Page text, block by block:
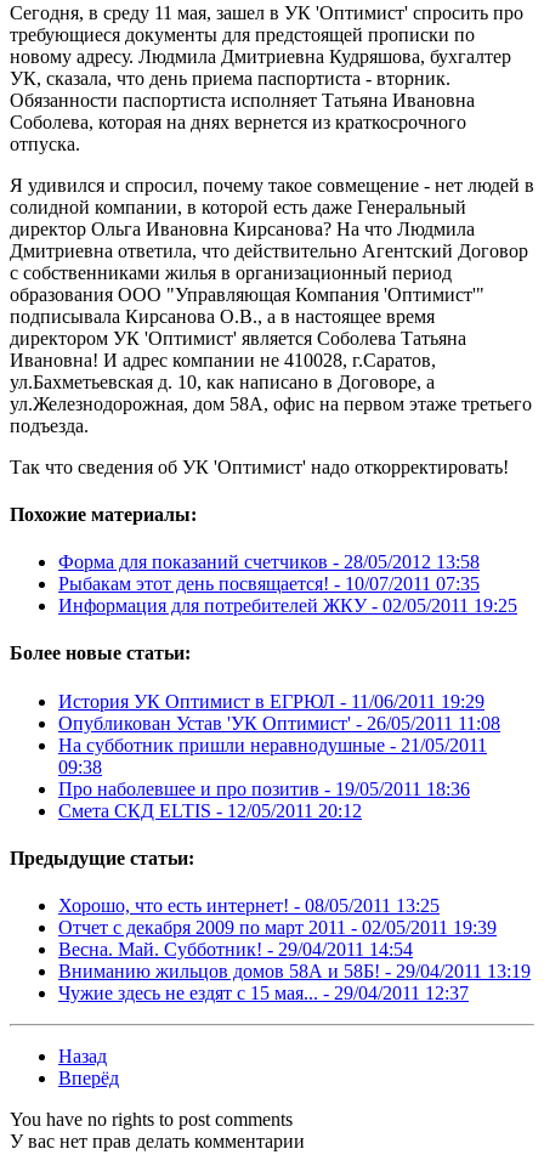
Сегодня, в среду 11 мая, зашел в УК 'Оптимист' спросить про
требующиеся документы для предстоящей прописки по
новому адресу. Людмила Дмитриевна Кудряшова, бухгалтер
УК, сказала, что день приема паспортиста - вторник.
Обязанности паспортиста исполняет Татьяна Ивановна
Соболева, которая на днях вернется из краткосрочного
отпуска.
Я удивился и спросил, почему такое совмещение - нет людей в
солидной компании, в которой есть даже Генеральный
директор Ольга Ивановна Кирсанова? На что Людмила
Дмитриевна ответила, что действительно Агентский Договор
с собственниками жилья в организационный период
образования ООО "Управляющая Компания 'Оптимист'"
подписывала Кирсанова О.В., а в настоящее время
директором УК 'Оптимист' является Соболева Татьяна
Ивановна! И адрес компании не 410028, г.Саратов,
ул.Бахметьевская д. 10, как написано в Договоре, а
ул.Железнодорожная, дом 58А, офис на первом этаже третьего
подъезда.
Так что сведения об УК 'Оптимист' надо откорректировать!
Похожие материалы:
Форма для показаний счетчиков - 28/05/2012 13:58
Рыбакам этот день посвящается! - 10/07/2011 07:35
Информация для потребителей ЖКУ - 02/05/2011 19:25
Более новые статьи:
История УК Оптимист в ЕГРЮЛ - 11/06/2011 19:29
Опубликован Устав 'УК Оптимист' - 26/05/2011 11:08
На субботник пришли неравнодушные - 21/05/2011
09:38
Про наболевшее и про позитив - 19/05/2011 18:36
Смета СКД ELTIS - 12/05/2011 20:12
Предыдущие статьи:
Хорошо, что есть интернет! - 08/05/2011 13:25
Отчет с декабря 2009 по март 2011 - 02/05/2011 19:39
Весна. Май. Субботник! - 29/04/2011 14:54
Вниманию жильцов домов 58А и 58Б! - 29/04/2011 13:19
Чужие здесь не ездят с 15 мая... - 29/04/2011 12:37
Назад
Вперёд
You have no rights to post comments
У вас нет прав делать комментарии